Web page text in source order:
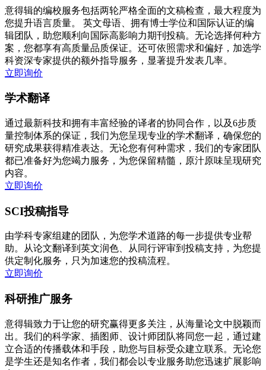
意得辑的编校服务包括两轮严格全面的文稿检查，最大程度为
您提升语言质量。 英文母语、拥有博士学位和国际认证的编
辑团队，助您顺利向国际高影响力期刊投稿。无论选择何种方
案，您都享有高质量品质保证。还可依照需求和偏好，加选学
科资深专家提供的额外指导服务，显著提升发表几率。
立即询价
学术翻译
通过最新科技和拥有丰富经验的译者的协同合作，以及6步质
量控制体系的保证，我们为您呈现专业的学术翻译，确保您的
研究成果获得精准表达。无论您有何种需求，我们的专家团队
都已准备好为您竭力服务，为您保留精髓，原汁原味呈现研究
内容。
立即询价
SCI投稿指导
由学科专家组建的团队，为您学术道路的每一步提供专业帮
助。从论文翻译到英文润色、从同行评审到投稿支持，为您提
供定制化服务，只为加速您的投稿流程。
立即询价
科研推广服务
意得辑致力于让您的研究赢得更多关注，从海量论文中脱颖而
出。我们的科学家、插图师、设计师团队将同您一起，通过建
立合适的传播载体和手段，助您与目标受众建立联系。无论您
是学生还是知名作者，我们都会以专业服务助您迅速扩展影响